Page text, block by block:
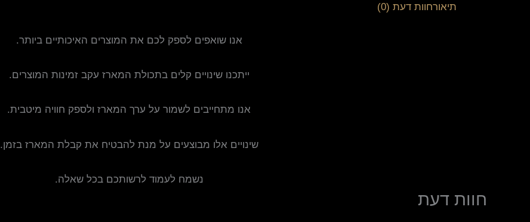
תיאורחוות דעת (0)
אנו שואפים לספק לכם את המוצרים האיכותיים ביותר.
ייתכנו שינויים קלים בתכולת המארז עקב זמינות המוצרים.
אנו מתחייבים לשמור על ערך המארז ולספק חוויה מיטבית.
שינויים אלו מבוצעים על מנת להבטיח את קבלת המארז בזמן.
נשמח לעמוד לרשותכם בכל שאלה.
חוות דעת